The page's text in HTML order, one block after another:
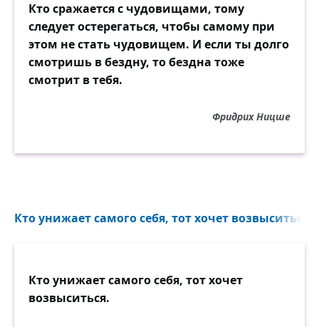
Кто сражается с чудовищами, тому
следует остерегаться, чтобы самому при
этом не стать чудовищем. И если ты долго
смотришь в бездну, то бездна тоже
смотрит в тебя.
Фридрих Ницше
Кто унижает самого себя, тот хочет возвыситься...
Кто унижает самого себя, тот хочет
возвыситься.